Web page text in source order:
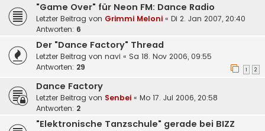
"Game Over" für Neon FM: Dance Radio
Letzter Beitrag von Grimmi Meloni « Di 2. Jan 2007, 20:40
Antworten: 6
Der "Dance Factory" Thread
Letzter Beitrag von navi « Sa 18. Nov 2006, 09:55
Antworten: 29 1 2
Dance Factory
Letzter Beitrag von Senbei « Mo 17. Jul 2006, 20:58
Antworten: 2
"Elektronische Tanzschule" gerade bei BIZZ